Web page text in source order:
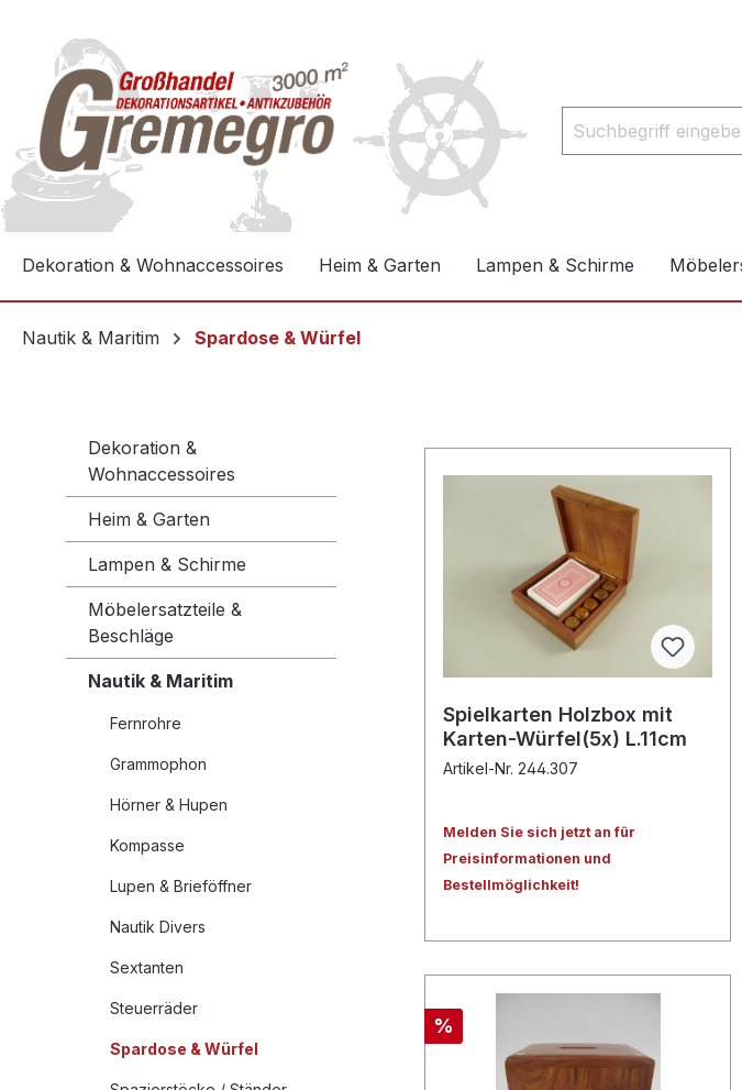
Dekoration & Wohnaccessoires Heim & Garten Lampen & Schirme
Nautik & Maritim Spardose & Würfel
Dekoration &
Wohnaccessoires
Heim & Garten
Lampen & Schirme
Möbelersatzteile &
Beschläge
Nautik & Maritim
Fernrohre
Grammophon
Hörner & Hupen
Kompasse
Lupen & Brieföffner
Nautik Divers
Sextanten
Steuerräder
Spardose & Würfel
Spielkarten Holzbox mit
Karten-Würfel(5x) L.11cm
Artikel-Nr. 244.307
Melden Sie sich jetzt an für
Preisinformationen und
Bestellmöglichkeit!
%